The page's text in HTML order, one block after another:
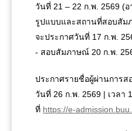
วันที่ 21 – 22 ก.พ. 2569 (
รูปแบบและสถานที่สอบสัม
จะประกาศวันที่ 17 ก.พ.
- สอบสัมภาษณ์ 20 ก.พ.
ประกาศรายชื่อผู้ผ่านการ
วันที่ 26 ก.พ. 2569 | เวลา
ที่ https://e-